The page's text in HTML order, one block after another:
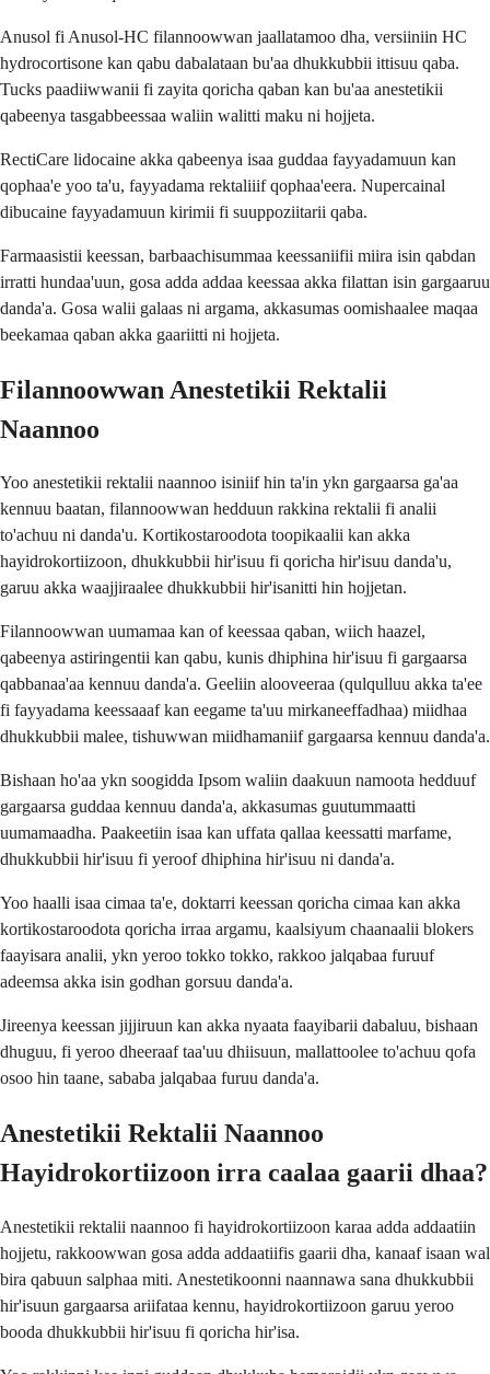
Anusol fi Anusol-HC filannoowwan jaallatamoo dha, versiiniin HC
hydrocortisone kan qabu dabalataan bu'aa dhukkubbii ittisuu qaba.
Tucks paadiiwwanii fi zayita qoricha qaban kan bu'aa anestetikii
qabeenya tasgabbeessaa waliin walitti maku ni hojjeta.
RectiCare lidocaine akka qabeenya isaa guddaa fayyadamuun kan
qophaa'e yoo ta'u, fayyadama rektaliiif qophaa'eera. Nupercainal
dibucaine fayyadamuun kirimii fi suuppoziitarii qaba.
Farmaasistii keessan, barbaachisummaa keessaniifii miira isin qabdan
irratti hundaa'uun, gosa adda addaa keessaa akka filattan isin gargaaruu
danda'a. Gosa walii galaas ni argama, akkasumas oomishaalee maqaa
beekamaa qaban akka gaariitti ni hojjeta.
Filannoowwan Anestetikii Rektalii
Naannoo
Yoo anestetikii rektalii naannoo isiniif hin ta'in ykn gargaarsa ga'aa
kennuu baatan, filannoowwan hedduun rakkina rektalii fi analii
to'achuu ni danda'u. Kortikostaroodota toopikaalii kan akka
hayidrokortiizoon, dhukkubbii hir'isuu fi qoricha hir'isuu danda'u,
garuu akka waajjiraalee dhukkubbii hir'isanitti hin hojjetan.
Filannoowwan uumamaa kan of keessaa qaban, wiich haazel,
qabeenya astiringentii kan qabu, kunis dhiphina hir'isuu fi gargaarsa
qabbanaa'aa kennuu danda'a. Geeliin alooveeraa (qulqulluu akka ta'ee
fi fayyadama keessaaaf kan eegame ta'uu mirkaneeffadhaa) miidhaa
dhukkubbii malee, tishuwwan miidhamaniif gargaarsa kennuu danda'a.
Bishaan ho'aa ykn soogidda Ipsom waliin daakuun namoota hedduuf
gargaarsa guddaa kennuu danda'a, akkasumas guutummaatti
uumamaadha. Paakeetiin isaa kan uffata qallaa keessatti marfame,
dhukkubbii hir'isuu fi yeroof dhiphina hir'isuu ni danda'a.
Yoo haalli isaa cimaa ta'e, doktarri keessan qoricha cimaa kan akka
kortikostaroodota qoricha irraa argamu, kaalsiyum chaanaalii blokers
faayisara analii, ykn yeroo tokko tokko, rakkoo jalqabaa furuuf
adeemsa akka isin godhan gorsuu danda'a.
Jireenya keessan jijjiruun kan akka nyaata faayibarii dabaluu, bishaan
dhuguu, fi yeroo dheeraaf taa'uu dhiisuun, mallattoolee to'achuu qofa
osoo hin taane, sababa jalqabaa furuu danda'a.
Anestetikii Rektalii Naannoo
Hayidrokortiizoon irra caalaa gaarii dhaa?
Anestetikii rektalii naannoo fi hayidrokortiizoon karaa adda addaatiin
hojjetu, rakkoowwan gosa adda addaatiifis gaarii dha, kanaaf isaan wal
bira qabuun salphaa miti. Anestetikoonni naannawa sana dhukkubbii
hir'isuun gargaarsa ariifataa kennu, hayidrokortiizoon garuu yeroo
booda dhukkubbii hir'isuu fi qoricha hir'isa.